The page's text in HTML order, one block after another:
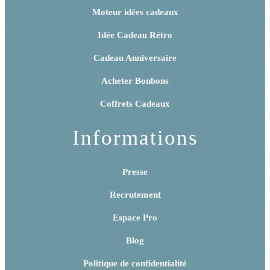
Moteur idées cadeaux
Idée Cadeau Rétro
Cadeau Anniversaire
Acheter Bonbons
Coffrets Cadeaux
Informations
Presse
Recrutement
Espace Pro
Blog
Politique de confidentialité